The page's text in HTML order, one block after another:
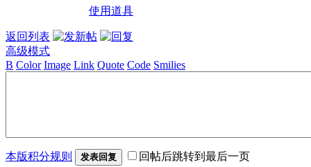
使用道具
返回列表
高级模式
B Color Image Link Quote Code Smilies
本版积分规则 发表回复 回帖后跳转到最后一页